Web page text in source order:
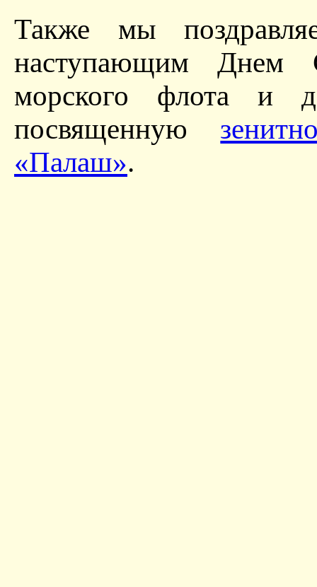
Также мы
наступающим Днем
морского флота и
посвященную
«Палаш».